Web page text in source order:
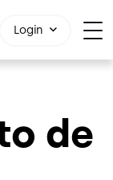
553-8159
Login
de